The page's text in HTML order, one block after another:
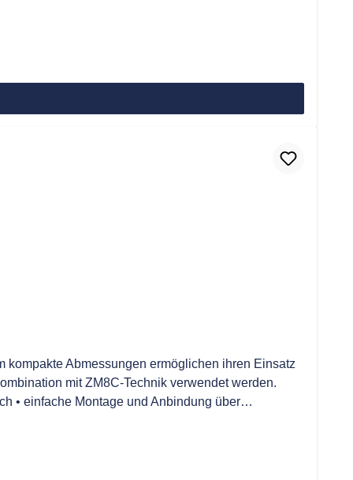
Abmessungen ermöglichen ihren Einsatz
mit ZM8C-Technik verwendet werden.
• einfache Montage und Anbindung über